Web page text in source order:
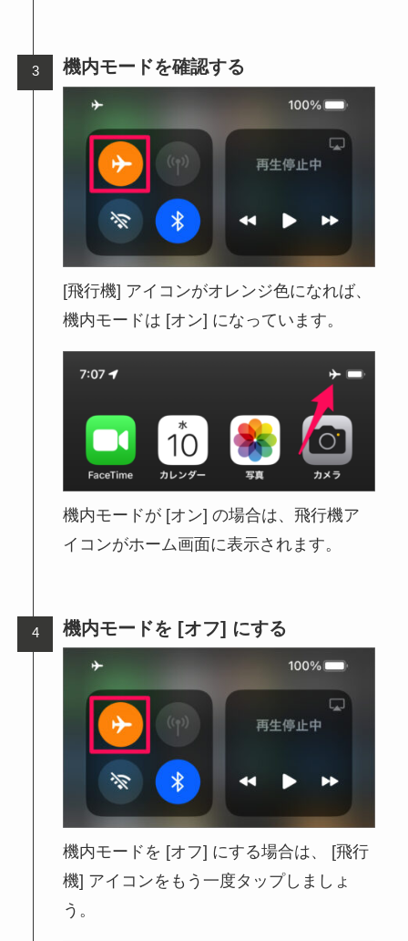
機内モードを確認する
[飛行機] アイコンがオレンジ色になれば、
機内モードは [オン] になっています。
機内モードが [オン] の場合は、飛行機ア
イコンがホーム画面に表示されます。
機内モードを [オフ] にする
機内モードを [オフ] にする場合は、 [飛行
機] アイコンをもう一度タップしましょ
う。